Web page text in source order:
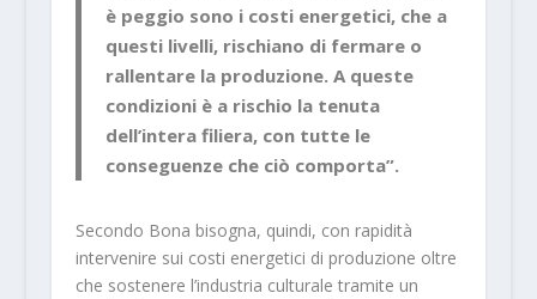
è peggio sono i costi energetici, che a
questi livelli, rischiano di fermare o
rallentare la produzione. A queste
condizioni è a rischio la tenuta
dell’intera filiera, con tutte le
conseguenze che ciò comporta”.
Secondo Bona bisogna, quindi, con rapidità
intervenire sui costi energetici di produzione oltre
che sostenere l’industria culturale tramite un